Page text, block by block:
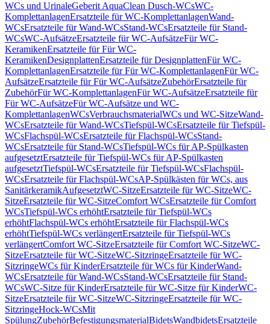
WCs und UrinaleGeberit AquaClean Dusch-WCsWC-
KomplettanlagenErsatzteile für WC-KomplettanlagenWand-
WCsErsatzteile für Wand-WCsStand-WCsErsatzteile für Stand-
WCsWC-AufsätzeErsatzteile für WC-AufsätzeFür WC-
KeramikenErsatzteile für Für WC-
KeramikenDesignplattenErsatzteile für DesignplattenFür WC-
KomplettanlagenErsatzteile für Für WC-KomplettanlagenFür WC-
AufsätzeErsatzteile für Für WC-AufsätzeZubehörErsatzteile für
ZubehörFür WC-KomplettanlagenFür WC-AufsätzeErsatzteile für
Für WC-AufsätzeFür WC-Aufsätze und WC-
KomplettanlagenWCsVerbrauchsmaterialWCs und WC-SitzeWand-
WCsErsatzteile für Wand-WCsTiefspül-WCsErsatzteile für Tiefspül-
WCsFlachspül-WCsErsatzteile für Flachspül-WCsStand-
WCsErsatzteile für Stand-WCsTiefspül-WCs für AP-Spülkasten
aufgesetztErsatzteile für Tiefspül-WCs für AP-Spülkasten
aufgesetztTiefspül-WCsErsatzteile für Tiefspül-WCsFlachspül-
WCsErsatzteile für Flachspül-WCsAP-Spülkästen für WCs, aus
SanitärkeramikAufgesetztWC-SitzeErsatzteile für WC-SitzeWC-
SitzeErsatzteile für WC-SitzeComfort WCsErsatzteile für Comfort
WCsTiefspül-WCs erhöhtErsatzteile für Tiefspül-WCs
erhöhtFlachspül-WCs erhöhtErsatzteile für Flachspül-WCs
erhöhtTiefspül-WCs verlängertErsatzteile für Tiefspül-WCs
verlängertComfort WC-SitzeErsatzteile für Comfort WC-SitzeWC-
SitzeErsatzteile für WC-SitzeWC-SitzringeErsatzteile für WC-
SitzringeWCs für KinderErsatzteile für WCs für KinderWand-
WCsErsatzteile für Wand-WCsStand-WCsErsatzteile für Stand-
WCsWC-Sitze für KinderErsatzteile für WC-Sitze für KinderWC-
SitzeErsatzteile für WC-SitzeWC-SitzringeErsatzteile für WC-
SitzringeHock-WCsMit
SpülungZubehörBefestigungsmaterialBidetsWandbidetsErsatzteile